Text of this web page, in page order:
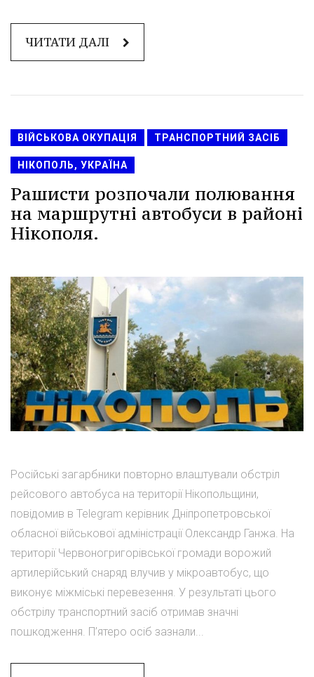
ЧИТАТИ ДАЛІ
ВІЙСЬКОВА ОКУПАЦІЯ ТРАНСПОРТНИЙ ЗАСІБ
НІКОПОЛЬ, УКРАЇНА
Рашисти розпочали полювання
на маршрутні автобуси в районі
Нікополя.
Російські загарбники повторно влаштували обстріл
рейсового автобуса на території Нікопольщини,
повідомив в Telegram керівник Дніпропетровської
обласної військової адміністрації Олександр Ганжа. На
території Червоногригорівської громади ворожий
артилерійський снаряд влучив у мікроавтобус, що
виконує міжміські перевезення. У результаті цього
обстрілу транспортний засіб отримав значні
пошкодження. П’ятеро осіб зазнали...